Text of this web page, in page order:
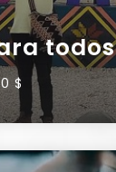
todos
$